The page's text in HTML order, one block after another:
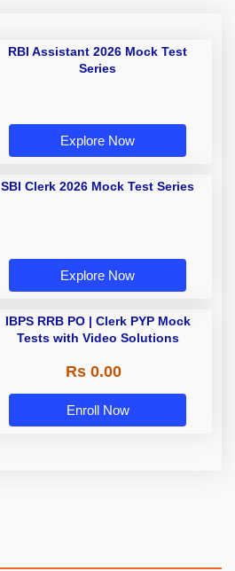
RBI Assistant 2026 Mock Test
Series
Explore Now
SBI Clerk 2026 Mock Test Series
Explore Now
IBPS RRB PO | Clerk PYP Mock
Tests with Video Solutions
Rs 0.00
Enroll Now